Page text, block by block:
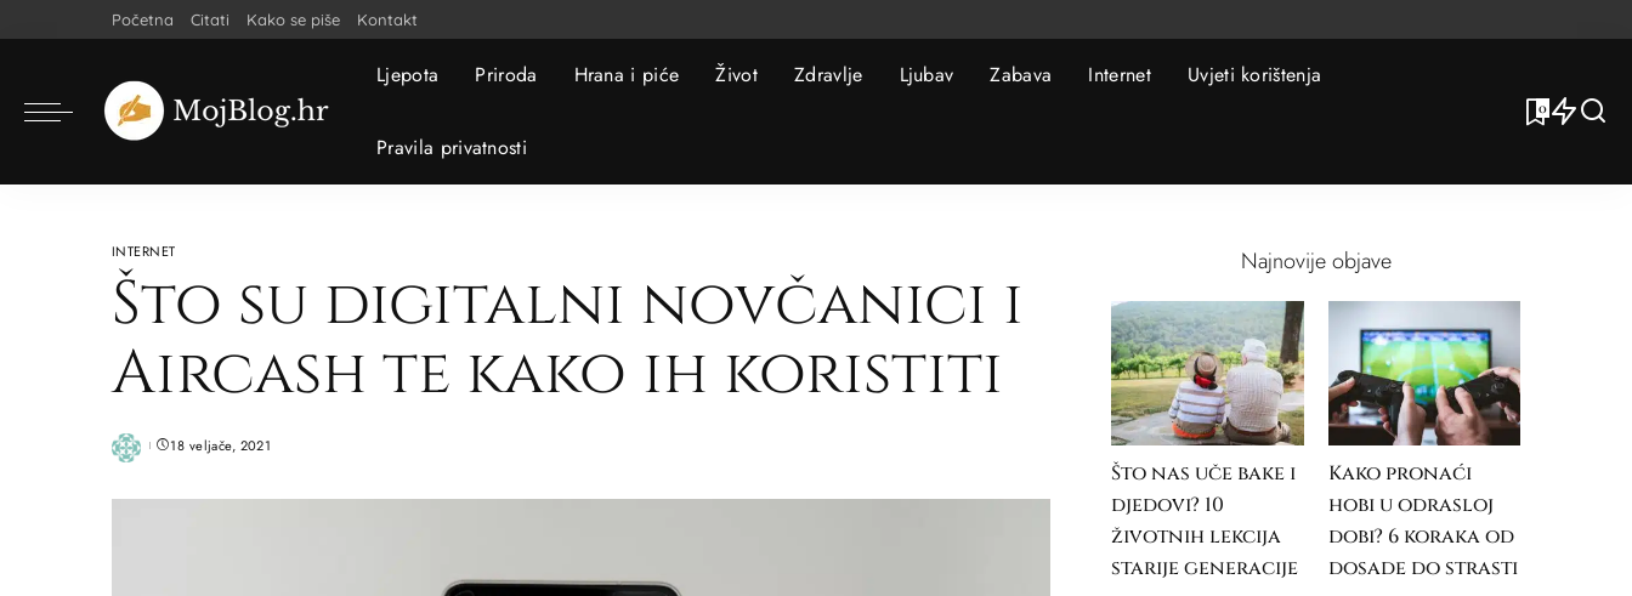
Početna Citati Kako se piše Kontakt
Ljepota Priroda Hrana i piće Život Zdravlje Ljubav Zabava Internet Uvjeti korištenja
Pravila privatnosti
0
INTERNET
Što su digitalni novčanici i
Aircash te kako ih koristiti
Posted18 veljače, 2021
Najnovije objave
Što nas uče bake i
djedovi? 10
životnih lekcija
starije generacije
Kako pronaći
hobi u odrasloj
dobi? 6 koraka od
dosade do strasti